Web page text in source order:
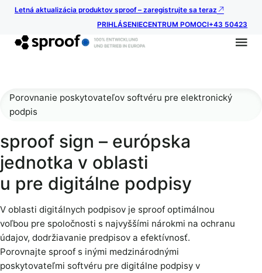
Letná aktualizácia produktov sproof – zaregistrujte sa teraz
PRIHLÁSENIECENTRUM POMOCI+43 50423
sproof sign – európska
jednotka v oblasti
u pre digitálne podpisy
Porovnanie poskytovateľov softvéru pre elektronický
podpis
V oblasti digitálnych podpisov je sproof optimálnou
voľbou pre spoločnosti s najvyššími nárokmi na ochranu
údajov, dodržiavanie predpisov a efektívnosť.
Porovnajte sproof s inými medzinárodnými
poskytovateľmi softvéru pre digitálne podpisy v